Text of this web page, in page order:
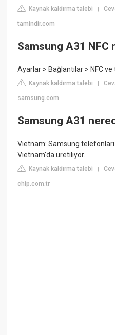
Kaynak kaldırma talebi |
tamindir.com
Samsung A31 NFC
Ayarlar > Bağlantılar > NFC
Kaynak kaldırma talebi |
samsung.com
Samsung A31
Vietnam: Samsung
Vietnam'da üretiliyor.
Kaynak kaldırma talebi |
chip.com.tr